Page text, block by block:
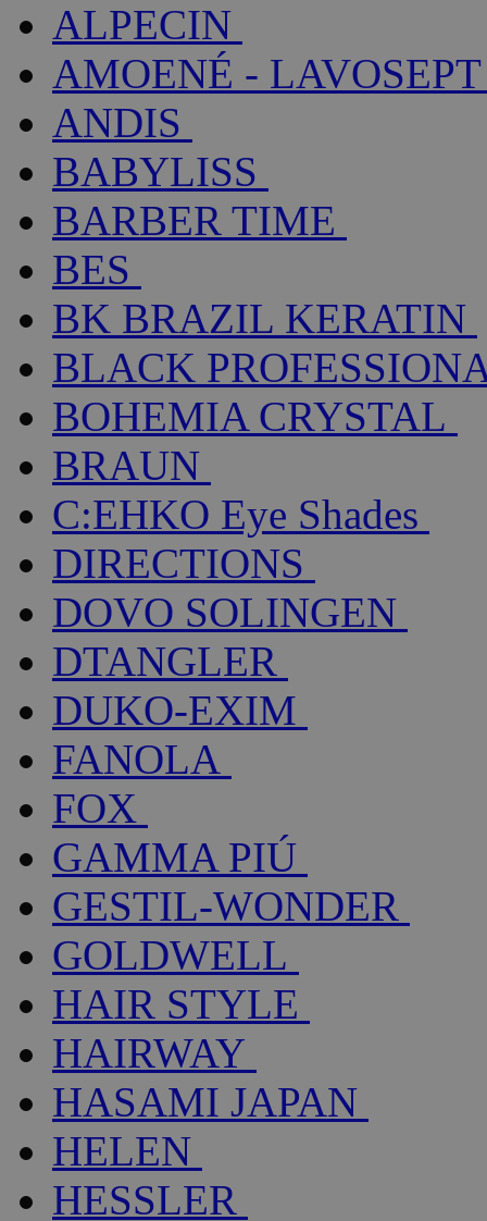
ALPECIN
AMOENÉ - LAVOSEPT
ANDIS
BABYLISS
BARBER TIME
BES
BK BRAZIL KERATIN
BLACK
BOHEMIA CRYSTAL
BRAUN
C:EHKO Eye Shades
DIRECTIONS
DOVO SOLINGEN
DTANGLER
DUKO-EXIM
FANOLA
FOX
GAMMA PIÚ
GESTIL-WONDER
GOLDWELL
HAIR STYLE
HAIRWAY
HASAMI JAPAN
HELEN
HESSLER